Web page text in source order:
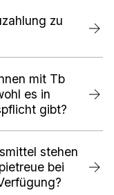
zu
mit Tb
es in
gibt?
stehen
bei